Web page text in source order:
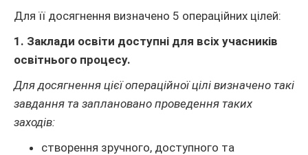
Для її досягнення визначено 5 операційних цілей:
1. Заклади освіти доступні для всіх учасників
освітнього процесу.
Для досягнення цієї операційної цілі визначено такі
завдання та заплановано проведення таких
заходів:
створення зручного, доступного та